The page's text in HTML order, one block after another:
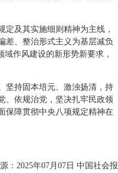
及其实施细则精神为主线，
差、整治形式主义为基层减负
作风建设的新形势新要求，
持固本培元、激浊扬清，持
、依规治党，坚决扎牢民政领
保障贯彻中央八项规定精神在
2025年07月07日 中国社会报